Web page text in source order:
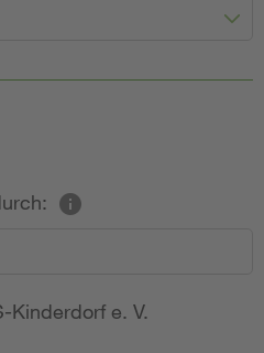
Kinderdorf e. V.